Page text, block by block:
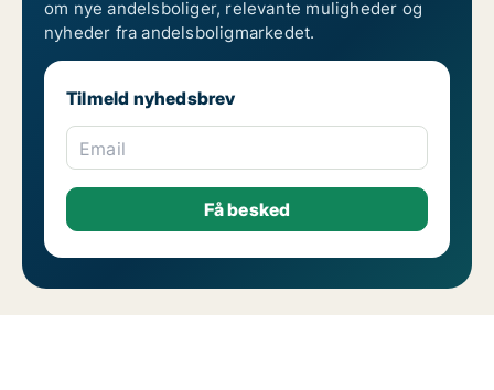
om nye andelsboliger, relevante muligheder og
nyheder fra andelsboligmarkedet.
Tilmeld nyhedsbrev
Email